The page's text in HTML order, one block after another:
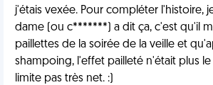
j'étais vexée. Pour compléter l'histoire,
dame (ou c*******) a dit ça, c'est qu'il
paillettes de la soirée de la veille et
shampoing, l'effet pailleté n'était plus le
limite pas très net. :)